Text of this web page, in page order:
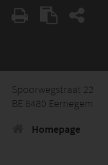
Spoorwegstraat 22
BE 8480 Eernegem
Homepage